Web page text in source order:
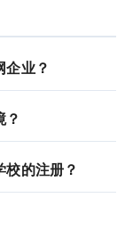
企业？
？
校的注册？